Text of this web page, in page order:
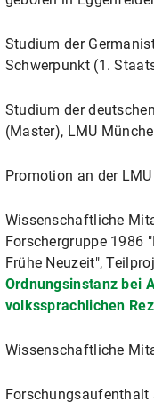
Studium der
Schwerpunkt (1.
Studium der
(Master), LMU
Promotion an der
Wissenschaftliche
Forschergruppe 1986
Frühe Neuzeit",
Ordnungsinstanz bei
volkssprachlichen
Wissenschaftliche
Forschungsaufenthalt